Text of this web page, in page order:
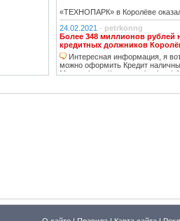
«ТЕХНОПАРК» в Королёве
24.02.2021 - petrkonng
Более 348 миллионов рублей
кредитных должников
Интересная информация, я
можно оформить Кредит
Москве https://www.vostbank.ru/